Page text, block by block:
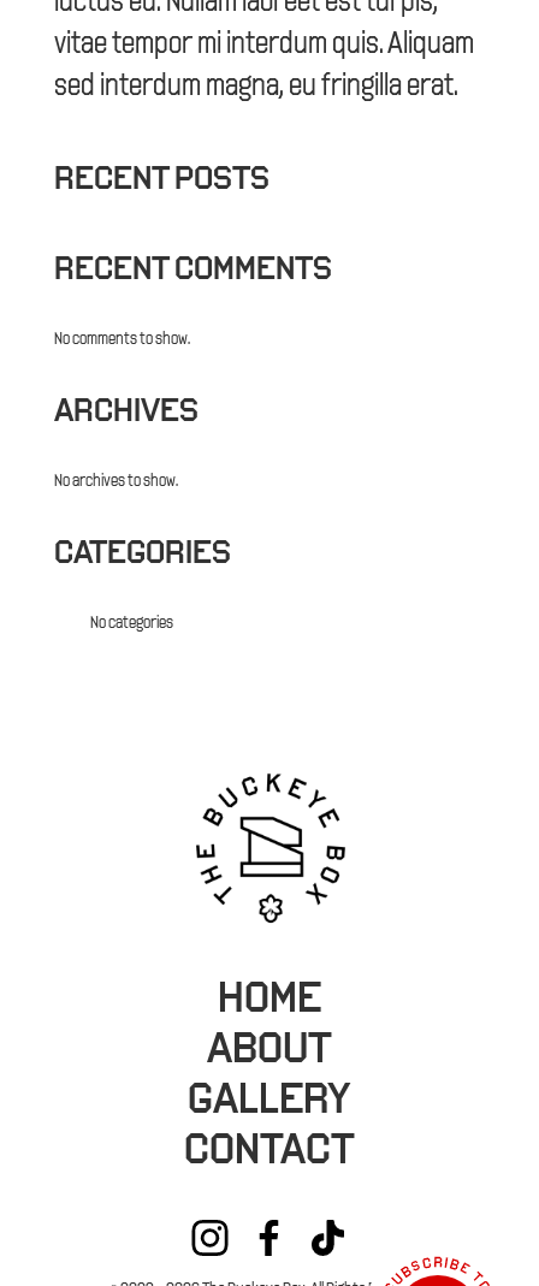
vitae tempor mi interdum quis. Aliquam
sed interdum magna, eu fringilla erat.
RECENT POSTS
RECENT COMMENTS
No comments to show.
ARCHIVES
No archives to show.
CATEGORIES
No categories
HOME
ABOUT
GALLERY
CONTACT